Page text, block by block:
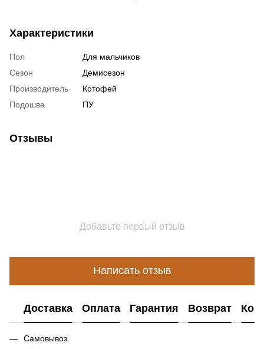
Характеристики
Пол
Для мальчиков
Сезон
Демисезон
Производитель
Котофей
Подошва
ПУ
Отзывы
Добавьте первый отзыв
Написать отзыв
Доставка Оплата Гарантия Возврат
Самовывоз